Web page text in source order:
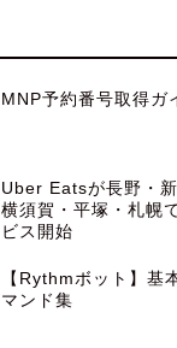
MNP予約番号取得ガ
Uber Eatsが長野・新
横須賀・平塚・札幌
ビス開始
【Rythmボット】基
マンド集